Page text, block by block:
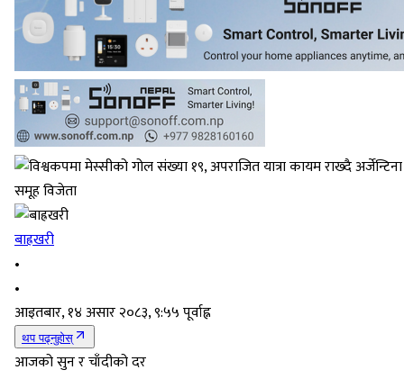
बाह्रखरी
•
•
आइतबार, १४ असार २०८३, ९:५५ पूर्वाह्न
थप पढ्नुहोस्
आजको सुन र चाँदीको दर